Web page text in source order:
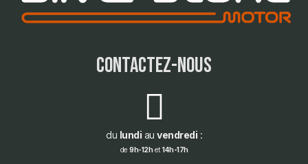
contactez-nous
du lundi au vendredi :
de 9h-12het 14h-17h